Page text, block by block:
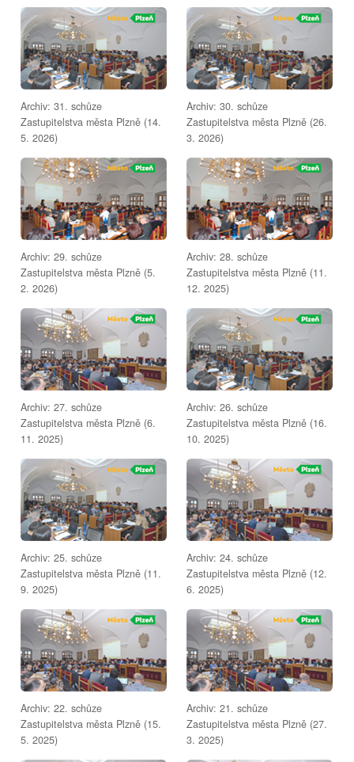
Archiv: 31. schůze
Zastupitelstva města Plzně (14.
5. 2026)
Archiv: 30. schůze
Zastupitelstva města Plzně (26.
3. 2026)
Archiv: 29. schůze
Zastupitelstva města Plzně (5.
2. 2026)
Archiv: 28. schůze
Zastupitelstva města Plzně (11.
12. 2025)
Archiv: 27. schůze
Zastupitelstva města Plzně (6.
11. 2025)
Archiv: 26. schůze
Zastupitelstva města Plzně (16.
10. 2025)
Archiv: 25. schůze
Zastupitelstva města Plzně (11.
9. 2025)
Archiv: 24. schůze
Zastupitelstva města Plzně (12.
6. 2025)
Archiv: 22. schůze
Zastupitelstva města Plzně (15.
5. 2025)
Archiv: 21. schůze
Zastupitelstva města Plzně (27.
3. 2025)